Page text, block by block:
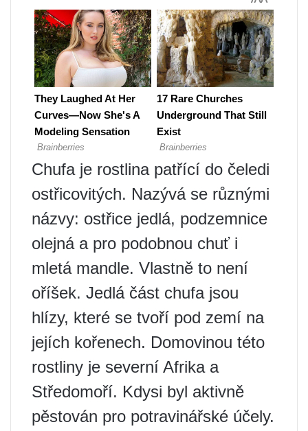
Chufa je rostlina patřící do čeledi
ostřicovitých. Nazývá se různými
názvy: ostřice jedlá, podzemnice
olejná a pro podobnou chuť i
mletá mandle. Vlastně to není
oříšek. Jedlá část chufa jsou
hlízy, které se tvoří pod zemí na
jejích kořenech. Domovinou této
rostliny je severní Afrika a
Středomoří. Kdysi byl aktivně
pěstován pro potravinářské účely.